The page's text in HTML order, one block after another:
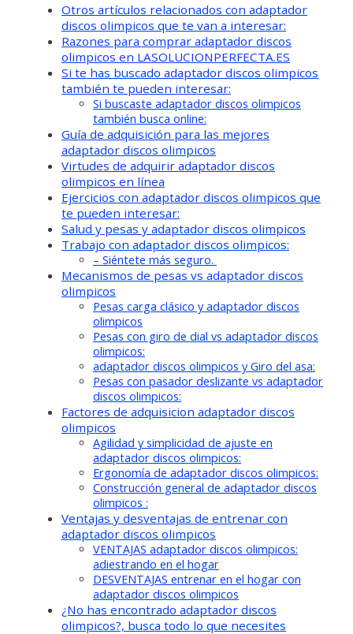
Otros artículos relacionados con adaptador
discos olimpicos que te van a interesar:
Razones para comprar adaptador discos
olimpicos en LASOLUCIONPERFECTA.ES
Si te has buscado adaptador discos olimpicos
también te pueden interesar:
Si buscaste adaptador discos olimpicos
también busca online:
Guía de adquisición para las mejores
adaptador discos olimpicos
Virtudes de adquirir adaptador discos
olimpicos en línea
Ejercicios con adaptador discos olimpicos que
te pueden interesar:
Salud y pesas y adaptador discos olimpicos
Trabajo con adaptador discos olimpicos:
– Siéntete más seguro.
Mecanismos de pesas vs adaptador discos
olimpicos
Pesas carga clásico y adaptador discos
olimpicos
Pesas con giro de dial vs adaptador discos
olimpicos:
adaptador discos olimpicos y Giro del asa:
Pesas con pasador deslizante vs adaptador
discos olimpicos:
Factores de adquisicion adaptador discos
olimpicos
Agilidad y simplicidad de ajuste en
adaptador discos olimpicos:
Ergonomía de adaptador discos olimpicos:
Construcción general de adaptador discos
olimpicos :
Ventajas y desventajas de entrenar con
adaptador discos olimpicos
VENTAJAS adaptador discos olimpicos:
adiestrando en el hogar
DESVENTAJAS entrenar en el hogar con
adaptador discos olimpicos
¿No has encontrado adaptador discos
olimpicos?, busca todo lo que necesites